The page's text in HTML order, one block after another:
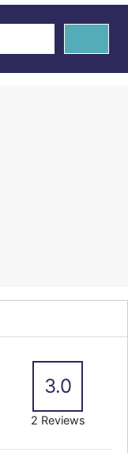
3.0
2 Reviews